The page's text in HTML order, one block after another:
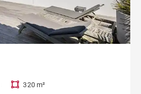
320 m²